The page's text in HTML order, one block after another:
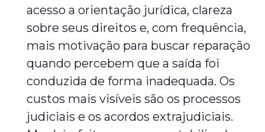
acesso a orientação jurídica, clareza
sobre seus direitos e, com frequência,
mais motivação para buscar reparação
quando percebem que a saída foi
conduzida de forma inadequada. Os
custos mais visíveis são os processos
judiciais e os acordos extrajudiciais.